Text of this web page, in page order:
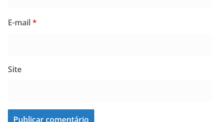
E-mail*
Site